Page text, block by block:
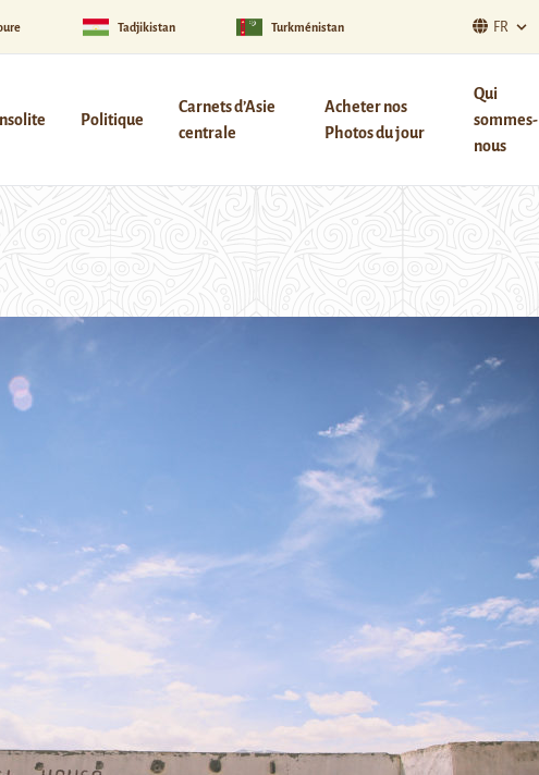
Tadjikistan Turkménistan FR
Politique
Carnets d’Asie
centrale
Acheter nos
Photos du jour
Qui
sommes-
nous